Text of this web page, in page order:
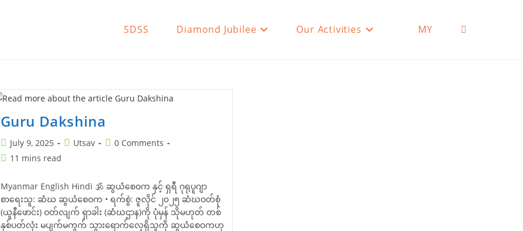
SDSS Diamond Jubilee Our Activities MY Toggle
Guru Dakshina
Post
published:
July 9, 2025
PostUtsav
Post0 Comments
Reading
11 mins read
Myanmar English Hindi 🕉️ ဆွယံစေဝက နှင့် ရှရီ ဂုရုပူဂျာ
စာရေးသူ: ဆံဃ ဆွယံစေဝက • ရက်စွဲ: ဇူလိုင် ၂၀၂၅ ဆံဃဝတ်စုံ
(ယူနီဖောင်း) ဝတ်လျက် ရှာခါး (ဆံဃဌာန)ကို ပုံမှန် သိုမဟုတ် တစ်
နှစ်ပတ်လုံး မပျက်မကွက် သွားရောက်လေ့ရှိသူကို ဆွယံစေဝကဟု